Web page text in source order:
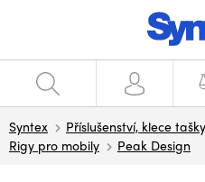
Syntex Příslušenství, klece
Rigy pro mobily
Peak Design